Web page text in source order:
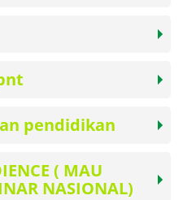
pendidikan
( MAU
NASIONAL)